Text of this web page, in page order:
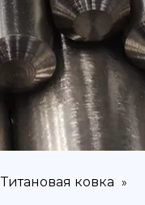
Титановая ковка »